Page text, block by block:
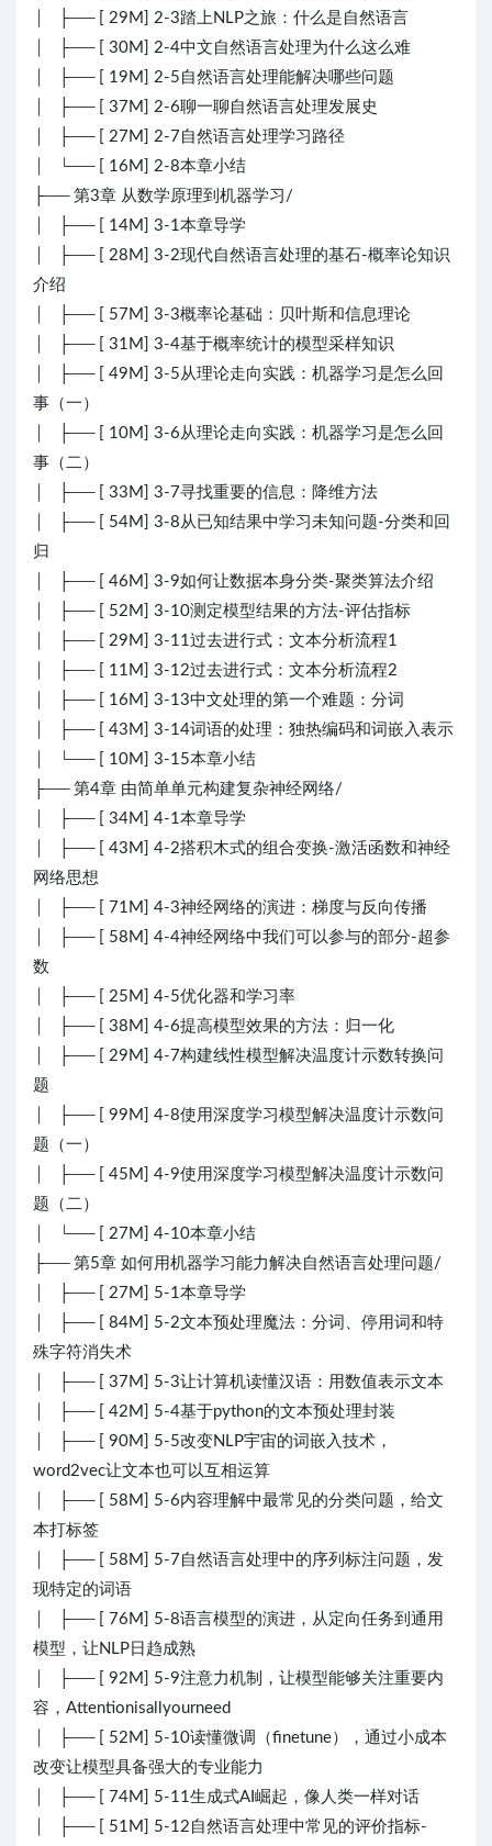
│ ├── [ 29M] 2-3踏上NLP之旅：什么是自然语言
│ ├── [ 30M] 2-4中文自然语言处理为什么这么难
│ ├── [ 19M] 2-5自然语言处理能解决哪些问题
│ ├── [ 37M] 2-6聊一聊自然语言处理发展史
│ ├── [ 27M] 2-7自然语言处理学习路径
│ └── [ 16M] 2-8本章小结
├── 第3章 从数学原理到机器学习/
│ ├── [ 14M] 3-1本章导学
│ ├── [ 28M] 3-2现代自然语言处理的基石-概率论知识
介绍
│ ├── [ 57M] 3-3概率论基础：贝叶斯和信息理论
│ ├── [ 31M] 3-4基于概率统计的模型采样知识
│ ├── [ 49M] 3-5从理论走向实践：机器学习是怎么回
事（一）
│ ├── [ 10M] 3-6从理论走向实践：机器学习是怎么回
事（二）
│ ├── [ 33M] 3-7寻找重要的信息：降维方法
│ ├── [ 54M] 3-8从已知结果中学习未知问题-分类和回
归
│ ├── [ 46M] 3-9如何让数据本身分类-聚类算法介绍
│ ├── [ 52M] 3-10测定模型结果的方法-评估指标
│ ├── [ 29M] 3-11过去进行式：文本分析流程1
│ ├── [ 11M] 3-12过去进行式：文本分析流程2
│ ├── [ 16M] 3-13中文处理的第一个难题：分词
│ ├── [ 43M] 3-14词语的处理：独热编码和词嵌入表示
│ └── [ 10M] 3-15本章小结
├── 第4章 由简单单元构建复杂神经网络/
│ ├── [ 34M] 4-1本章导学
│ ├── [ 43M] 4-2搭积木式的组合变换-激活函数和神经
网络思想
│ ├── [ 71M] 4-3神经网络的演进：梯度与反向传播
│ ├── [ 58M] 4-4神经网络中我们可以参与的部分-超参
数
│ ├── [ 25M] 4-5优化器和学习率
│ ├── [ 38M] 4-6提高模型效果的方法：归一化
│ ├── [ 29M] 4-7构建线性模型解决温度计示数转换问
题
│ ├── [ 99M] 4-8使用深度学习模型解决温度计示数问
题（一）
│ ├── [ 45M] 4-9使用深度学习模型解决温度计示数问
题（二）
│ └── [ 27M] 4-10本章小结
├── 第5章 如何用机器学习能力解决自然语言处理问题/
│ ├── [ 27M] 5-1本章导学
│ ├── [ 84M] 5-2文本预处理魔法：分词、停用词和特
殊字符消失术
│ ├── [ 37M] 5-3让计算机读懂汉语：用数值表示文本
│ ├── [ 42M] 5-4基于python的文本预处理封装
│ ├── [ 90M] 5-5改变NLP宇宙的词嵌入技术，
word2vec让文本也可以互相运算
│ ├── [ 58M] 5-6内容理解中最常见的分类问题，给文
本打标签
│ ├── [ 58M] 5-7自然语言处理中的序列标注问题，发
现特定的词语
│ ├── [ 76M] 5-8语言模型的演进，从定向任务到通用
模型，让NLP日趋成熟
│ ├── [ 92M] 5-9注意力机制，让模型能够关注重要内
容，Attentionisallyourneed
│ ├── [ 52M] 5-10读懂微调（finetune），通过小成本
改变让模型具备强大的专业能力
│ ├── [ 74M] 5-11生成式AI崛起，像人类一样对话
│ ├── [ 51M] 5-12自然语言处理中常见的评价指标-